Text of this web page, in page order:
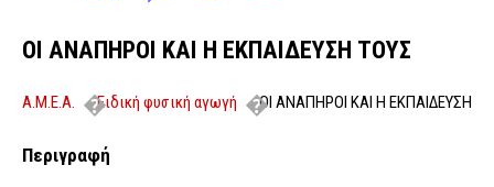
ΟΙ ΑΝΑΠΗΡΟΙ ΚΑΙ Η ΕΚΠΑΙΔΕΥΣΗ ΤΟΥΣ
Α.Μ.Ε.Α. Ειδική φυσική αγωγή
ΟΙ ΑΝΑΠΗΡΟΙ ΚΑΙ Η ΕΚΠΑΙΔΕΥΣΗ
Περιγραφή